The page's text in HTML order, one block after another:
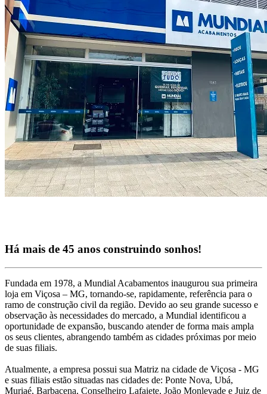
Há mais de 45 anos construindo sonhos!
Fundada em 1978, a Mundial Acabamentos inaugurou sua primeira
loja em Viçosa – MG, tornando-se, rapidamente, referência para o
ramo de construção civil da região. Devido ao seu grande sucesso e
observação às necessidades do mercado, a Mundial identificou a
oportunidade de expansão, buscando atender de forma mais ampla
os seus clientes, abrangendo também as cidades próximas por meio
de suas filiais.
Atualmente, a empresa possui sua Matriz na cidade de Viçosa - MG
e suas filiais estão situadas nas cidades de: Ponte Nova, Ubá,
Muriaé, Barbacena, Conselheiro Lafaiete, João Monlevade e Juiz de